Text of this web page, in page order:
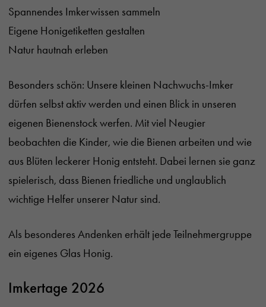
Spannendes Imkerwissen sammeln
Eigene Honigetiketten gestalten
Natur hautnah erleben
Besonders schön: Unsere kleinen Nachwuchs-Imker
dürfen selbst aktiv werden und einen Blick in unseren
eigenen Bienenstock werfen. Mit viel Neugier
beobachten die Kinder, wie die Bienen arbeiten und wie
aus Blüten leckerer Honig entsteht. Dabei lernen sie ganz
spielerisch, dass Bienen friedliche und unglaublich
wichtige Helfer unserer Natur sind.
Als besonderes Andenken erhält jede Teilnehmergruppe
ein eigenes Glas Honig.
Imkertage 2026